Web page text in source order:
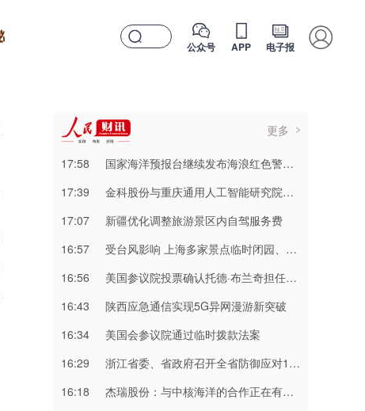
公众号 APP 电子报
更多
17:58
国家海洋预报台继续发布海浪红色警报 注意防范
17:39
金科股份与重庆通用人工智能研究院达成合作
17:07
新疆优化调整旅游景区内自驾服务费
16:57
受台风影响 上海多家景点临时闭园、调整运营时间
16:56
美国参议院投票确认托德·布兰奇担任司法部长
16:43
陕西应急通信实现5G异网漫游新突破
16:34
美国会参议院通过临时拨款法案
16:29
浙江省委、省政府召开全省防御应对13号台风“白海豚”工作视频调度会
16:18
杰瑞股份：与中核海洋的合作正在有序推进中